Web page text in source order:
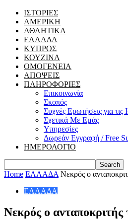
ΙΣΤΟΡΙΕΣ
ΑΜΕΡΙΚΗ
ΑΘΛΗΤΙΚΑ
ΕΛΛΑΔΑ
ΚΥΠΡΟΣ
ΚΟΥΖΙΝΑ
ΟΜΟΓΕΝΕΙΑ
ΑΠΟΨΕΙΣ
ΠΛΗΡΟΦΟΡΙΕΣ
Επικοινωνία
Σκοπός
Συχνές Ερωτήσεις για
Σχετικά Με Εμάς
Υπηρεσίες
Δωρεάν Εγγραφή / Free
ΗΜΕΡΟΛΟΓΙΟ
Home ΕΛΛΑΔΑ Νεκρός ο
ΕΛΛΑΔΑ
Νεκρός ο